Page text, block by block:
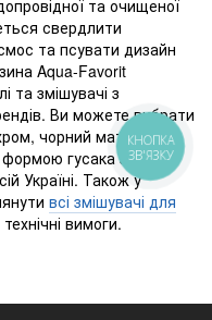
та очищеної
свердлити
та псувати дизайн
Aqua-Favorit
та змішувачі з
Ви можете вибрати
чорний матовый,
гусака з
Україні. Також у
всі змішувачі для
вимоги.
КНОПКА
ЗВ'ЯЗКУ